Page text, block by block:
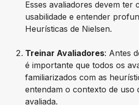
Esses avaliadores devem ter
usabilidade e entender
Heurísticas de Nielsen.
Treinar Avaliadores: Antes
é importante que todos os
familiarizados com as
entendam o contexto de uso
avaliada.